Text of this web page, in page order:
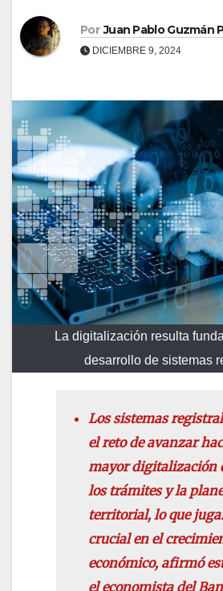
Por Juan Pablo Guzmán
DICIEMBRE 9, 2024
La digitalización resulta
desarrollo de sistemas
Los sistemas
el reto de avanzar
mayor digitalización
los trámites y la
territorial, lo que
crucial en el
económico, afirmó
el economista del